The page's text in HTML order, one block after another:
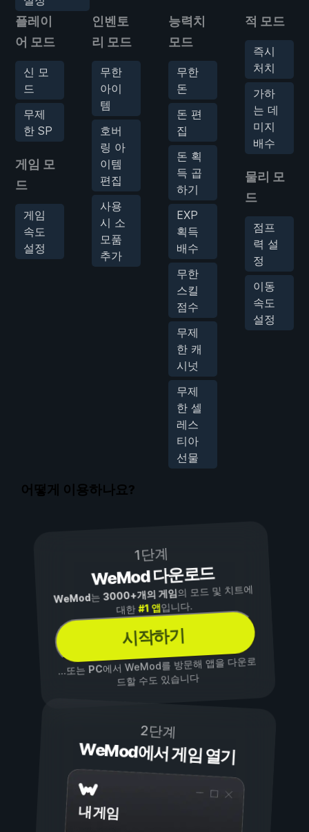
플레이
어 모드
신 모
드
무제
한 SP
게임 모
드
게임
속도
설정
인벤토
리 모드
무한
아이
템
호버
링 아
이템
편집
사용
시 소
모품
추가
능력치
모드
무한
돈
돈 편
집
돈 획
득 곱
하기
EXP
획득
배수
무한
스킬
점수
무제
한 캐
시넛
무제
한 셀
레스
티아
선물
적 모드
즉시
처치
가하
는 데
미지
배수
물리 모
드
점프
력 설
정
이동
속도
설정
어떻게 이용하나요?
1단계
WeMod 다운로드
WeMod는3000+개의 게임의 모드 및 치트에
대한#1 앱입니다.
시작하기
...또는PC에서 WeMod를 방문해 앱을 다운로
드할 수도 있습니다
2단계
WeMod에서 게임 열기
내 게임